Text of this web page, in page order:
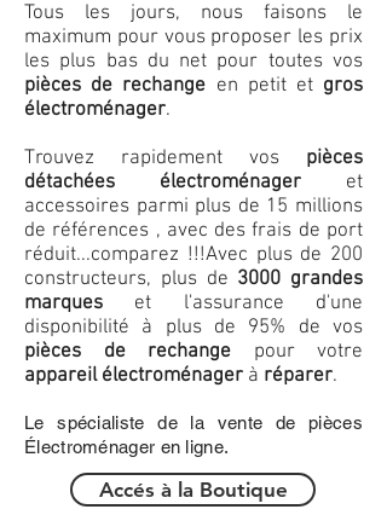
Tous les jours, nous faisons le
maximum pour vous proposer les prix
les plus bas du net pour toutes vos
pièces de rechange en petit et gros
électroménager.
Trouvez rapidement vos pièces
détachées électroménager et
accessoires parmi plus de 15 millions
de références , avec des frais de port
réduit...comparez !!!Avec plus de 200
constructeurs, plus de 3000 grandes
marques et l'assurance d'une
disponibilité à plus de 95% de vos
pièces de rechange pour votre
appareil électroménager à réparer.
Le spécialiste de la vente de pièces
Électroménager en ligne.
Accés à la Boutique